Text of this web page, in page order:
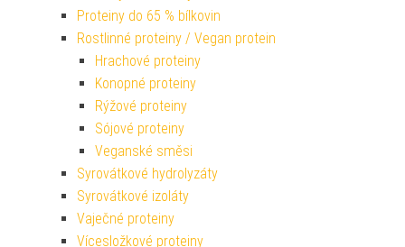
Proteiny do 65 % bílkovin
Rostlinné proteiny / Vegan protein
Hrachové proteiny
Konopné proteiny
Rýžové proteiny
Sójové proteiny
Veganské směsi
Syrovátkové hydrolyzáty
Syrovátkové izoláty
Vaječné proteiny
Vícesložkové proteiny